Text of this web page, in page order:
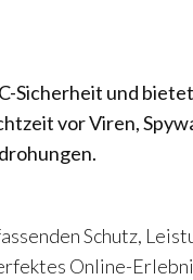
Sicherheit und bietet
vor Viren,
Schutz,
Online-